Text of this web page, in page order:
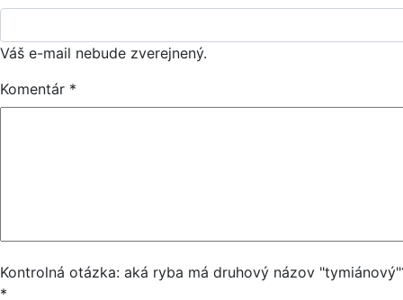
Váš e-mail nebude zverejnený.
Komentár *
Kontrolná otázka: aká ryba má druhový názov
*